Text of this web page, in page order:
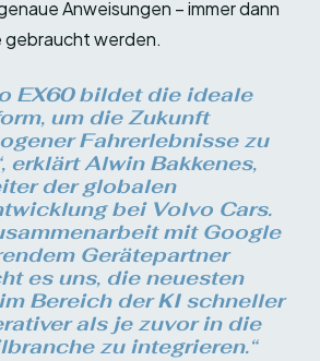
Anweisungen – immer dann
gebraucht werden.
EX60 bildet die ideale
um die Zukunft
Fahrerlebnisse zu
erklärt Alwin Bakkenes,
der globalen
bei Volvo Cars.
mit Google
Gerätepartner
es uns, die neuesten
Bereich der KI schneller
als je zuvor in die
zu integrieren.“